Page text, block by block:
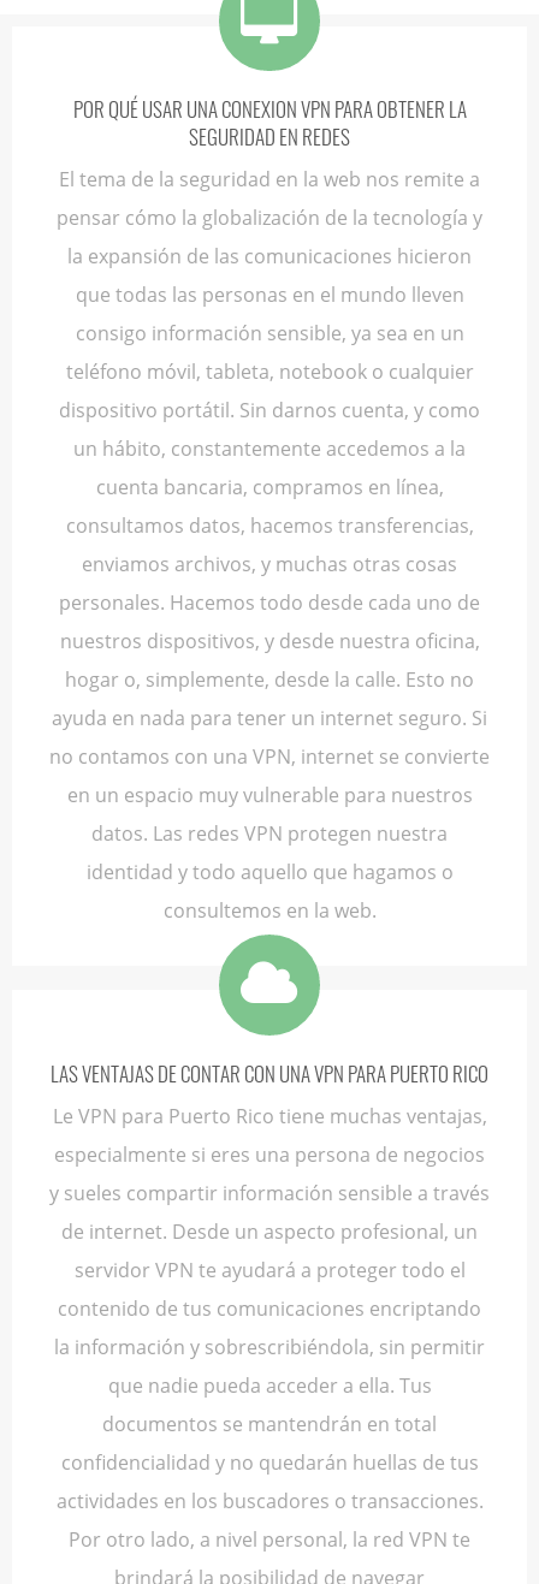
POR QUÉ USAR UNA CONEXION VPN PARA OBTENER LA
SEGURIDAD EN REDES
El tema de la seguridad en la web nos remite a
pensar cómo la globalización de la tecnología y
la expansión de las comunicaciones hicieron
que todas las personas en el mundo lleven
consigo información sensible, ya sea en un
teléfono móvil, tableta, notebook o cualquier
dispositivo portátil. Sin darnos cuenta, y como
un hábito, constantemente accedemos a la
cuenta bancaria, compramos en línea,
consultamos datos, hacemos transferencias,
enviamos archivos, y muchas otras cosas
personales. Hacemos todo desde cada uno de
nuestros dispositivos, y desde nuestra oficina,
hogar o, simplemente, desde la calle. Esto no
ayuda en nada para tener un internet seguro. Si
no contamos con una VPN, internet se convierte
en un espacio muy vulnerable para nuestros
datos. Las redes VPN protegen nuestra
identidad y todo aquello que hagamos o
consultemos en la web.
LAS VENTAJAS DE CONTAR CON UNA VPN PARA PUERTO RICO
Le VPN para Puerto Rico tiene muchas ventajas,
especialmente si eres una persona de negocios
y sueles compartir información sensible a través
de internet. Desde un aspecto profesional, un
servidor VPN te ayudará a proteger todo el
contenido de tus comunicaciones encriptando
la información y sobrescribiéndola, sin permitir
que nadie pueda acceder a ella. Tus
documentos se mantendrán en total
confidencialidad y no quedarán huellas de tus
actividades en los buscadores o transacciones.
Por otro lado, a nivel personal, la red VPN te
brindará la posibilidad de navegar